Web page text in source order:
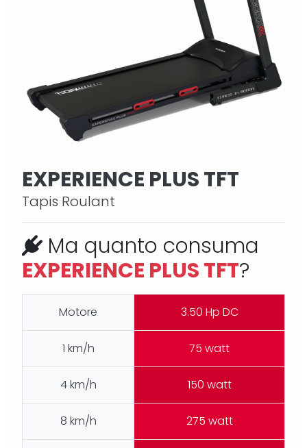
EXPERIENCE PLUS TFT
Tapis Roulant
Ma quanto consuma
EXPERIENCE PLUS TFT?
Motore 3.50 Hp DC
1 km/h 75 watt
4 km/h 150 watt
8 km/h 275 watt